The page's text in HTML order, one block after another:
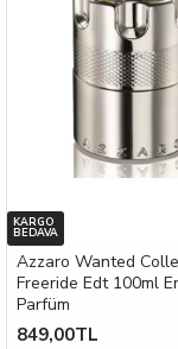
KARGO
BEDAVA
Azzaro Wanted
Freeride Edt 100ml
Parfüm
849,00TL